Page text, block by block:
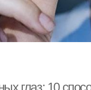
глаз: 10